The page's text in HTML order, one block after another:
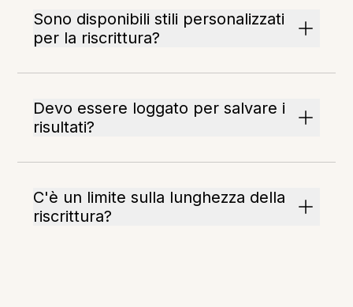
Sono disponibili stili personalizzati
per la riscrittura?
Devo essere loggato per salvare i
risultati?
C'è un limite sulla lunghezza della
riscrittura?